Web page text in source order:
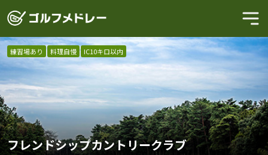
練習場あり 料理自慢 IC10キロ以内
フレンドシップカントリークラブ